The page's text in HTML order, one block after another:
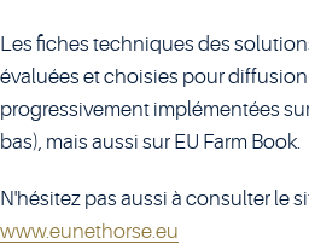
Les fiches techniques des
évaluées et choisies pour
progressivement implémentées
bas), mais aussi sur EU Farm Book.
N'hésitez pas aussi à consulter le
www.eunethorse.eu